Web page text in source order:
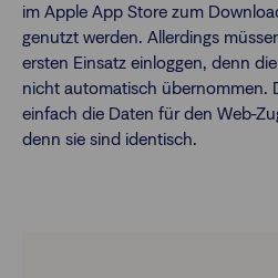
im Apple App Store zum
genutzt werden. Allerdings
ersten Einsatz einloggen, denn
nicht automatisch übernommen.
einfach die Daten für den Web-
denn sie sind identisch.